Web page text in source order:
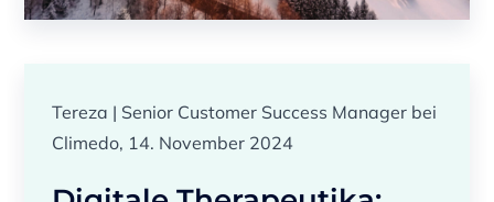
Tereza | Senior Customer Success Manager bei
Climedo, 14. November 2024